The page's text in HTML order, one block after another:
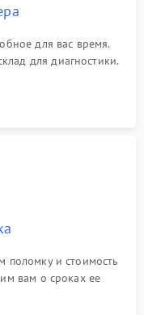
для вас время.
для диагностики.
поломку и стоимость
вам о сроках ее